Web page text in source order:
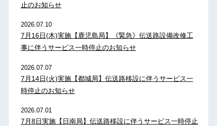
止のお知らせ
2026.07.10
7月16日(木)実施【鹿児島局】《緊急》伝送路設備改修工
事に伴うサービス一時停止のお知らせ
2026.07.07
7月14日(火)実施【都城局】伝送路移設に伴うサービス一
時停止のお知らせ
2026.07.01
7月8日実施【日南局】伝送路移設に伴うサービス一時停止